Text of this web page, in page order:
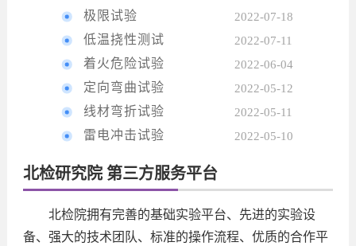
极限试验 2022-07-18
低温挠性测试 2022-07-11
着火危险试验 2022-06-04
定向弯曲试验 2022-05-12
线材弯折试验 2022-05-11
雷电冲击试验 2022-05-10
北检研究院 第三方服务平台
北检院拥有完善的基础实验平台、先进的实验设
备、强大的技术团队、标准的操作流程、优质的合作平